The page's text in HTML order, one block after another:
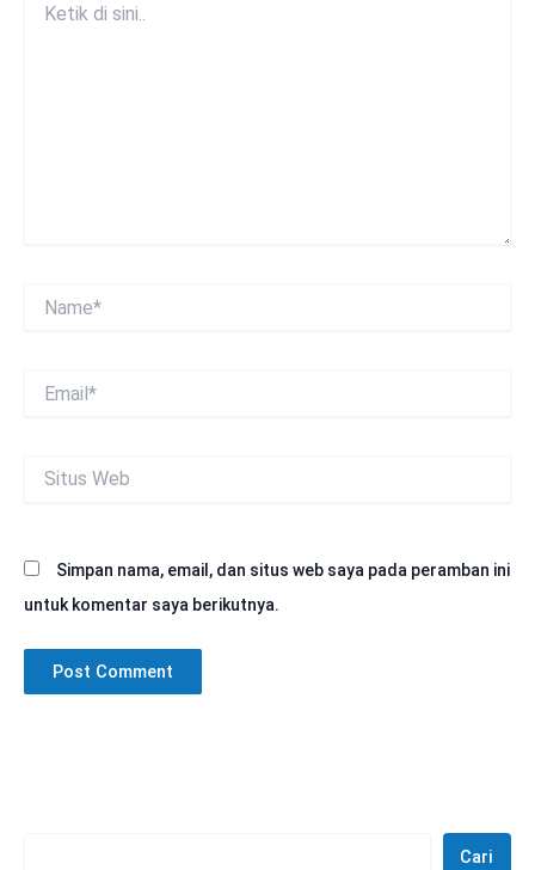
Web
Simpan nama, email, dan situs web saya pada peramban ini
untuk komentar saya berikutnya.
Cari